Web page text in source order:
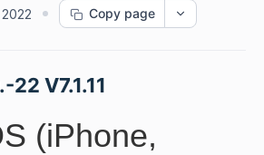
Copy page
22 V7.1.11
(iPhone,